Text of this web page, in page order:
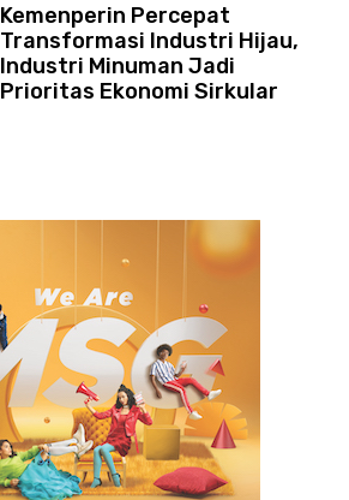
Kemenperin Percepat
Transformasi Industri Hijau,
Industri Minuman Jadi
Prioritas Ekonomi Sirkular